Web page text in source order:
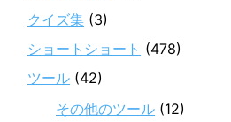
クイズ集 (3)
ショートショート (478)
ツール (42)
その他のツール (12)